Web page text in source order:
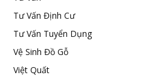
Tư Vấn Định Cư
Tư Vấn Tuyển Dụng
Vệ Sinh Đồ Gỗ
Việt Quất